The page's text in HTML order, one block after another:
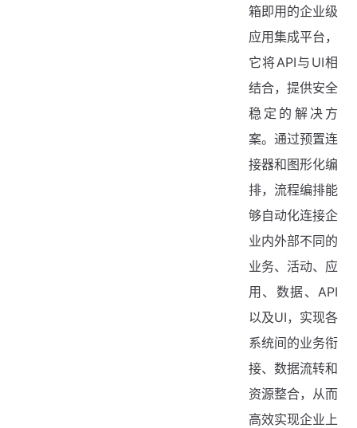
箱即用的企业级
应用集成平台，
它将API与UI相
结合，提供安全
稳定的解决方
案。通过预置连
接器和图形化编
排，流程编排能
够自动化连接企
业内外部不同的
业务、活动、应
用、数据、API
以及UI，实现各
系统间的业务衔
接、数据流转和
资源整合，从而
高效实现企业上